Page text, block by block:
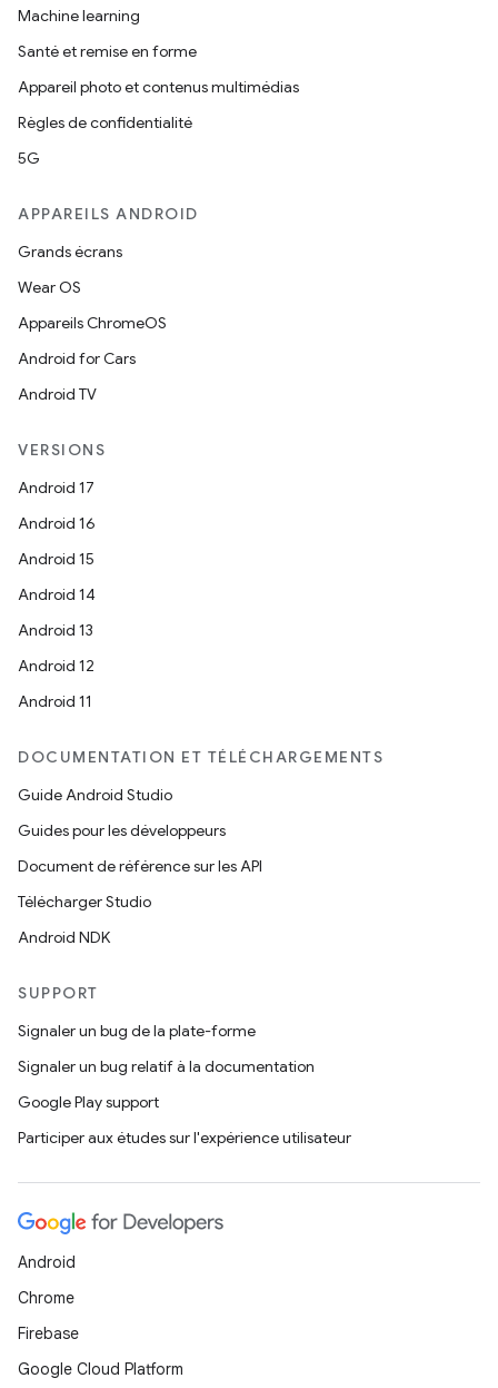
Machine learning
Santé et remise en forme
Appareil photo et contenus multimédias
Règles de confidentialité
5G
APPAREILS ANDROID
Grands écrans
Wear OS
Appareils ChromeOS
Android for Cars
Android TV
VERSIONS
Android 17
Android 16
Android 15
Android 14
Android 13
Android 12
Android 11
DOCUMENTATION ET TÉLÉCHARGEMENTS
Guide Android Studio
Guides pour les développeurs
Document de référence sur les API
Télécharger Studio
Android NDK
SUPPORT
Signaler un bug de la plate-forme
Signaler un bug relatif à la documentation
Google Play support
Participer aux études sur l'expérience utilisateur
Android
Chrome
Firebase
Google Cloud Platform